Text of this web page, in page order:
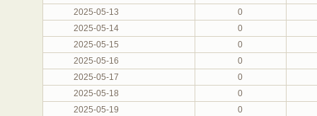
2025-05-13
0
2025-05-14
0
2025-05-15
0
2025-05-16
0
2025-05-17
0
2025-05-18
0
2025-05-19
0